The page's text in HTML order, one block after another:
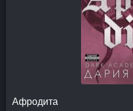
Афродита